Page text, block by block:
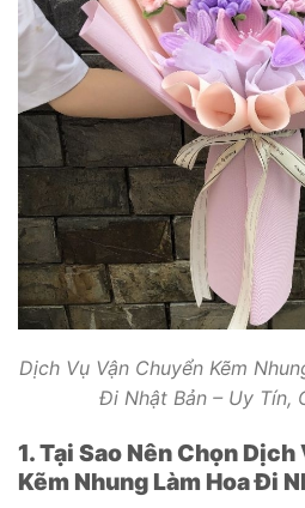
Dịch Vụ Vận Chuyển Kẽm
Đi Nhật Bản – Uy Tín,
1. Tại Sao Nên Chọn
Kẽm Nhung Làm Hoa Đi